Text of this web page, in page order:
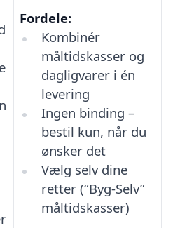
Fordele:
Kombinér
måltidskasser og
dagligvarer i én
levering
Ingen binding –
bestil kun, når du
ønsker det
Vælg selv dine
retter (“Byg-Selv”
måltidskasser)